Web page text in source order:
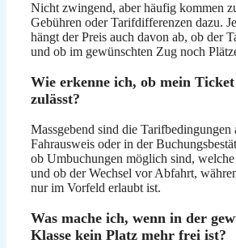
Nicht zwingend, aber häufig kommen
Gebühren oder Tarifdifferenzen dazu.
hängt der Preis auch davon ab, ob der
und ob im gewünschten Zug noch
Wie erkenne ich, ob mein Ticket
zulässt?
Massgebend sind die Tarifbedingungen
Fahrausweis oder in der
ob Umbuchungen möglich sind,
und ob der Wechsel vor Abfahrt,
nur im Vorfeld erlaubt ist.
Was mache ich, wenn in der
Klasse kein Platz mehr frei ist?